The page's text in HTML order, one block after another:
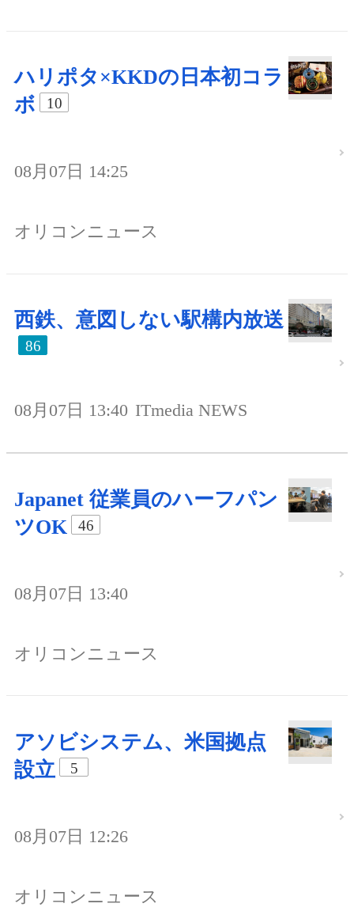
ハリポタ×KKDの日本初コラ
ボ
10
08月07日 14:25
オリコンニュース
西鉄、意図しない駅構内放送
86
08月07日 13:40 ITmedia NEWS
Japanet 従業員のハーフパン
ツOK
46
08月07日 13:40
オリコンニュース
アソビシステム、米国拠点
設立
5
08月07日 12:26
オリコンニュース